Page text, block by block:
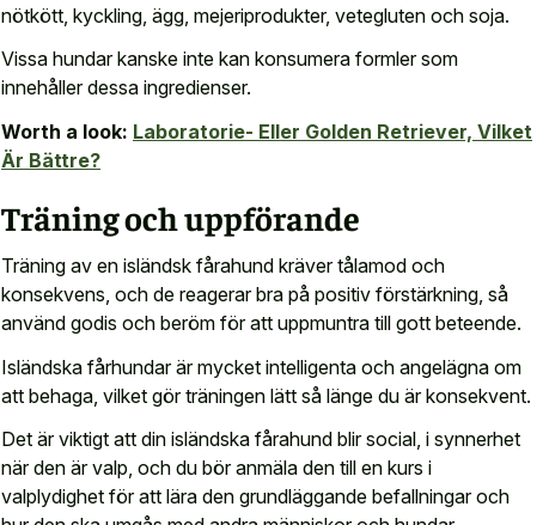
nötkött, kyckling, ägg, mejeriprodukter, vetegluten och soja.
Vissa hundar kanske inte kan konsumera formler som
innehåller dessa ingredienser.
Worth a look: Laboratorie- Eller Golden Retriever, Vilket
Är Bättre?
Träning och uppförande
Träning av en isländsk fårahund kräver tålamod och
konsekvens, och de reagerar bra på positiv förstärkning, så
använd godis och beröm för att uppmuntra till gott beteende.
Isländska fårhundar är mycket intelligenta och angelägna om
att behaga, vilket gör träningen lätt så länge du är konsekvent.
Det är viktigt att din isländska fårahund blir social, i synnerhet
när den är valp, och du bör anmäla den till en kurs i
valplydighet för att lära den grundläggande befallningar och